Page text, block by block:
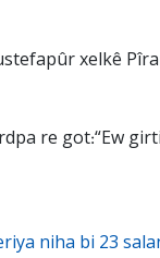
xelkê
re got:“Ew
niha bi 23